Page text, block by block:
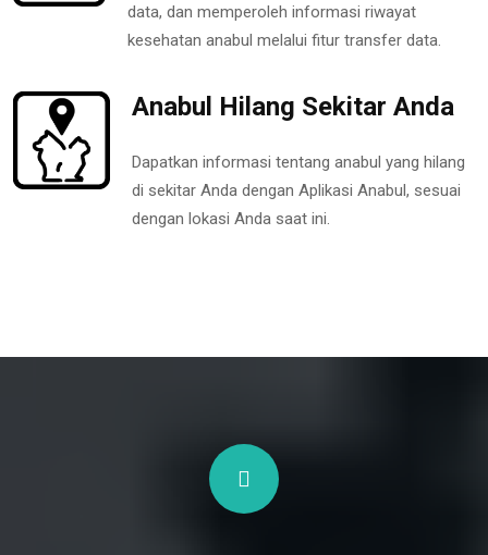
data, dan memperoleh informasi riwayat
kesehatan anabul melalui fitur transfer data.
Anabul Hilang Sekitar Anda
Dapatkan informasi tentang anabul yang hilang
di sekitar Anda dengan Aplikasi Anabul, sesuai
dengan lokasi Anda saat ini.